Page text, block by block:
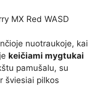
nuotraukoje, kai
keičiami mygtukai
pamušalu, su
šviesiai pilkos